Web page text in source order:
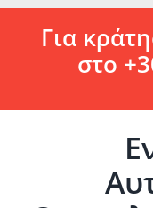
Για
στο